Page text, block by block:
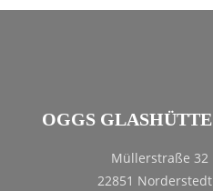
OGGS GLASHÜTTE
Müllerstraße 32
22851 Norderstedt